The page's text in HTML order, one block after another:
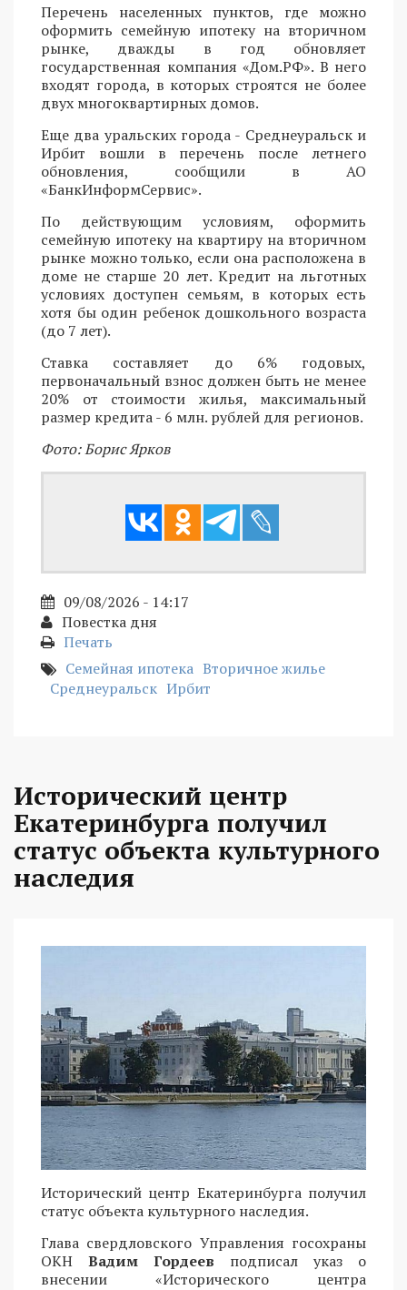
Перечень населенных пунктов, где можно
оформить семейную ипотеку на вторичном
рынке, дважды в год обновляет
государственная компания «Дом.РФ». В него
входят города, в которых строятся не более
двух многоквартирных домов.
Еще два уральских города - Среднеуральск и
Ирбит вошли в перечень после летнего
обновления, сообщили в АО
«БанкИнформСервис».
По действующим условиям, оформить
семейную ипотеку на квартиру на вторичном
рынке можно только, если она расположена в
доме не старше 20 лет. Кредит на льготных
условиях доступен семьям, в которых есть
хотя бы один ребенок дошкольного возраста
(до 7 лет).
Ставка составляет до 6% годовых,
первоначальный взнос должен быть не менее
20% от стоимости жилья, максимальный
размер кредита - 6 млн. рублей для регионов.
Фото: Борис Ярков
09/08/2026 - 14:17
Повестка дня
Печать
Семейная ипотека Вторичное жилье
Среднеуральск Ирбит
Исторический центр
Екатеринбурга получил
статус объекта культурного
наследия
Исторический центр Екатеринбурга получил
статус объекта культурного наследия.
Глава свердловского Управления госохраны
ОКН Вадим Гордеев подписал указ о
внесении «Исторического центра